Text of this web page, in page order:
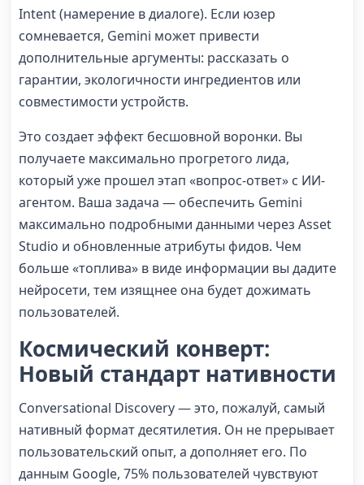
Intent (намерение в диалоге). Если юзер
сомневается, Gemini может привести
дополнительные аргументы: рассказать о
гарантии, экологичности ингредиентов или
совместимости устройств.
Это создает эффект бесшовной воронки. Вы
получаете максимально прогретого лида,
который уже прошел этап «вопрос-ответ» с ИИ-
агентом. Ваша задача — обеспечить Gemini
максимально подробными данными через Asset
Studio и обновленные атрибуты фидов. Чем
больше «топлива» в виде информации вы дадите
нейросети, тем изящнее она будет дожимать
пользователей.
Космический конверт:
Новый стандарт нативности
Conversational Discovery — это, пожалуй, самый
нативный формат десятилетия. Он не прерывает
пользовательский опыт, а дополняет его. По
данным Google, 75% пользователей чувствуют